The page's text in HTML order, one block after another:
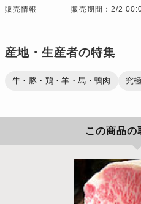
販売情報 販売期間：2/2
産地・生産者の特集
牛・豚・鶏・羊・馬・鴨肉 究
この商品の